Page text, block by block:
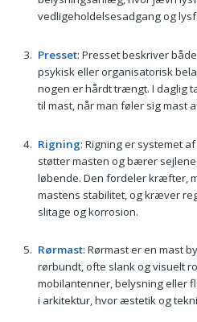
vedligeholdelsesadgang og
Presset: Presset beskriver
psykisk eller organisatorisk
nogen er hårdt trængt. I daglig
til mast, når man føler sig mast
Rigning: Rigning er systemet
støtter masten og bærer
løbende. Den fordeler kræfter,
mastens stabilitet, og kræver
slitage og korrosion.
Rørmast: Rørmast er en mast
rørbundt, ofte slank og visuelt
mobilantenner, belysning eller
i arkitektur, hvor æstetik og